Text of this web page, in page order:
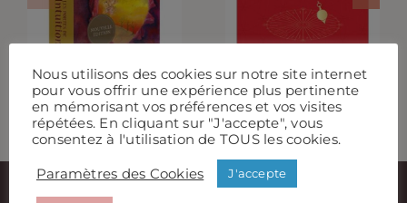
De
L’intuition
Numérologie
Nous utilisons des cookies sur notre site internet
pour vous offrir une expérience plus pertinente
en mémorisant vos préférences et vos visites
répétées. En cliquant sur "J'accepte", vous
consentez à l'utilisation de TOUS les cookies.
Paramètres des Cookies J'accepte